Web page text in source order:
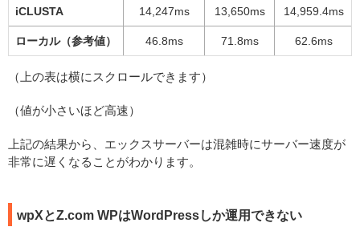
iCLUSTA 14,247ms 13,650ms 14,959.4ms
ローカル（参考値） 46.8ms 71.8ms 62.6ms
（上の表は横にスクロールできます）
（値が小さいほど高速）
上記の結果から、エックスサーバーは混雑時にサーバー速度が
非常に遅くなることがわかります。
wpXとZ.com WPはWordPressしか運用できない